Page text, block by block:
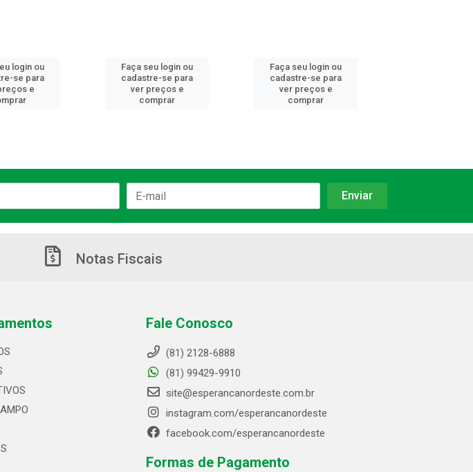
login ou
se para
e
Faça seu login ou
cadastre-se para
ver preços e
comprar
Faça seu login ou
cadastre-se para
ver preços e
comprar
Notas Fiscais
Fale Conosco
(81) 2128-6888
(81) 99429-9910
site@esperancanordeste.com.br
instagram.com/esperancanordeste
facebook.com/esperancanordeste
Formas de Pagamento